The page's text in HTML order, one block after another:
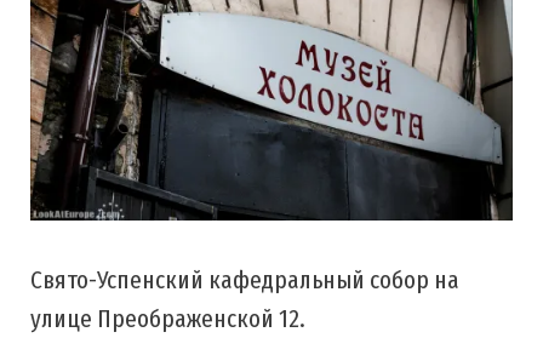
Свято-Успенский кафедральный собор на
улице Преображенской 12.